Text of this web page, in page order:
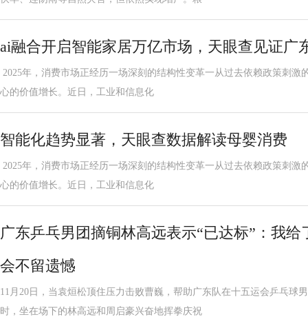
ai融合开启智能家居万亿市场，天眼查见证广
2025年，消费市场正经历一场深刻的结构性变革一从过去依赖政策刺激
心的价值增长。近日，工业和信息化
智能化趋势显著，天眼查数据解读母婴消费
2025年，消费市场正经历一场深刻的结构性变革一从过去依赖政策刺激
心的价值增长。近日，工业和信息化
广东乒乓男团摘铜林高远表示“已达标”：我
会不留遗憾
11月20日，当袁烜松顶住压力击败曹巍，帮助广东队在十五运会乒乓球
时，坐在场下的林高远和周启豪兴奋地挥拳庆祝